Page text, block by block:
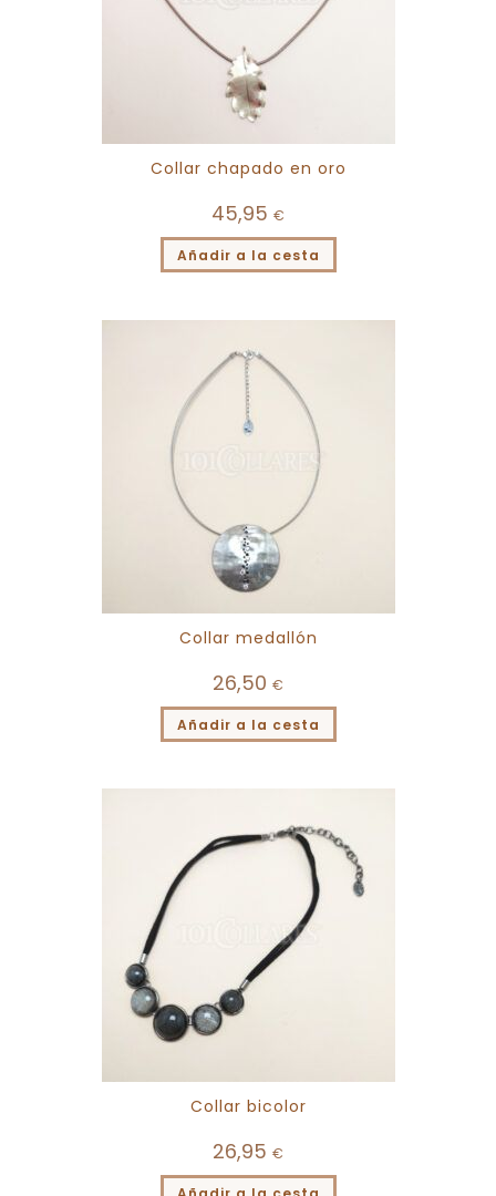
Collar chapado en oro
45,95 €
Añadir a la cesta
Collar medallón
26,50 €
Añadir a la cesta
Collar bicolor
26,95 €